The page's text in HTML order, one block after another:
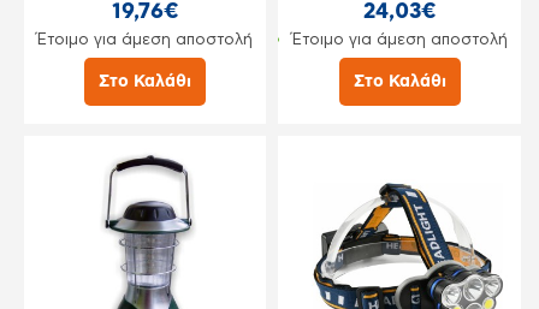
19,76€
Έτοιμο για άμεση αποστολή
Στο Καλάθι
24,03€
Έτοιμο για άμεση αποστολή
Στο Καλάθι